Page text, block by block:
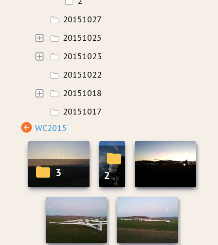
20151027
20151025
20151023
20151022
20151018
20151017
WC2015
3 2